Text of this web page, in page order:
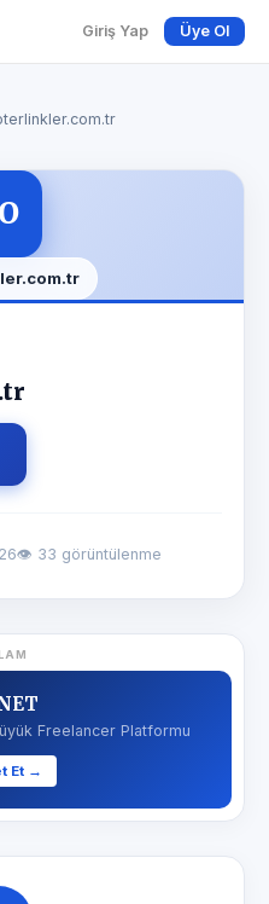
Giriş Yap Üye Ol
👁 33 görüntülenme
Freelancer Platformu
Et →